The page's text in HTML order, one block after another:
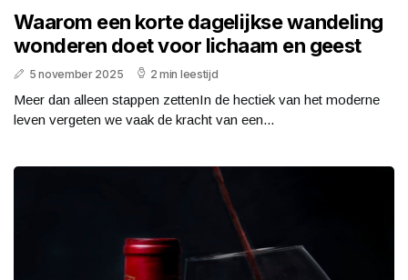
Waarom een korte dagelijkse wandeling
wonderen doet voor lichaam en geest
5 november 2025 2 min leestijd
Meer dan alleen stappen zettenIn de hectiek van het moderne
leven vergeten we vaak de kracht van een...